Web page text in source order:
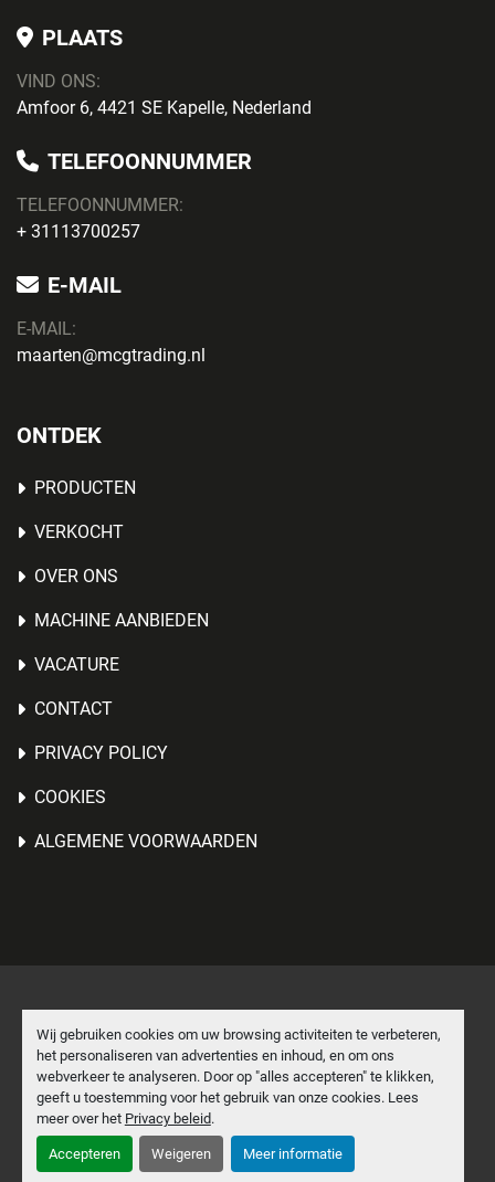
Wij gebruiken cookies om uw browsing activiteiten te verbeteren,
het personaliseren van advertenties en inhoud, en om ons
webverkeer te analyseren. Door op "alles accepteren" te klikken,
geeft u toestemming voor het gebruik van onze cookies. Lees
meer over het Privacy beleid.
Accepteren Weigeren Meer informatie
PLAATS
VIND ONS:
Amfoor 6, 4421 SE Kapelle, Nederland
TELEFOONNUMMER
TELEFOONNUMMER:
+ 31113700257
E-MAIL
E-MAIL:
maarten@mcgtrading.nl
ONTDEK
PRODUCTEN
VERKOCHT
OVER ONS
MACHINE AANBIEDEN
VACATURE
CONTACT
PRIVACY POLICY
COOKIES
ALGEMENE VOORWAARDEN
Cookies beheren
Machinio Systemwebsite doorMachinio